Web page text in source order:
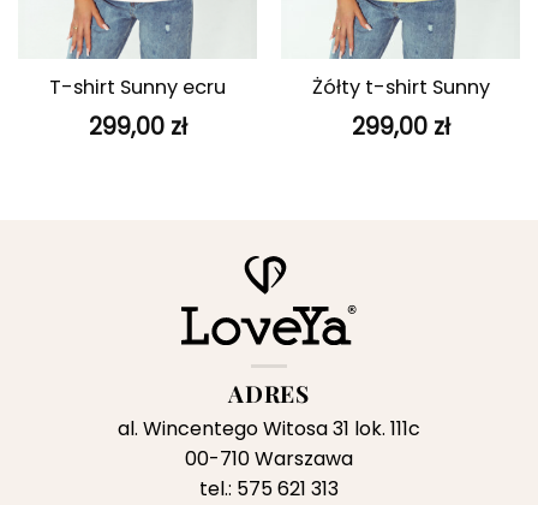
T-shirt Sunny ecru
299,00 zł
Żółty t-shirt Sunny
299,00 zł
ADRES
al. Wincentego Witosa 31 lok. 111c
00-710 Warszawa
tel.: 575 621 313